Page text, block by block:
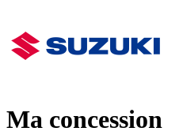
Ma concession